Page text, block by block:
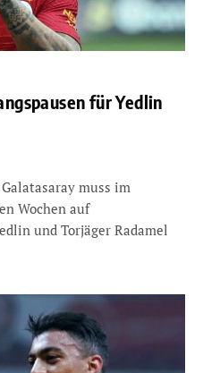
für Yedlin
muss im
Wochen auf
und Torjäger Radamel